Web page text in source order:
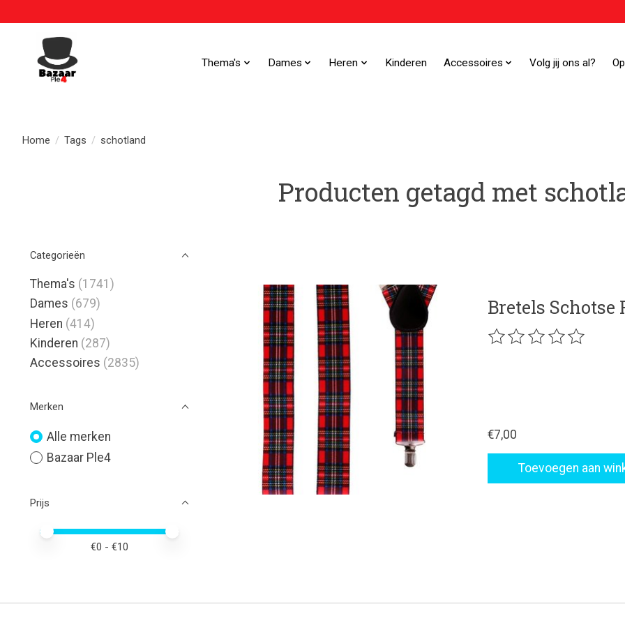
Thema's Dames Heren Kinderen Accessoires Volg jij ons al?
Home / Tags / schotland
Producten getagd met
Categorieën
Thema's (1741)
Dames (679)
Heren (414)
Kinderen (287)
Accessoires (2835)
Merken
Alle merken
Bazaar Ple4
Prijs
Minimale prijswaarde
Price maximum value
€0 - €10
Bretels Schotse
De beoordeling van dit
€7,00
Toevoegen aan